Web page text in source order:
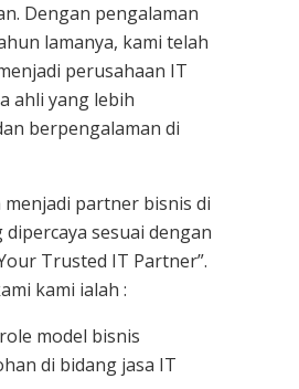
Dengan pengalaman
lamanya, kami telah
perusahaan IT
ahli yang lebih
berpengalaman di
menjadi partner bisnis di
sesuai dengan
Trusted IT Partner”.
kami ialah :
model bisnis
di bidang jasa IT